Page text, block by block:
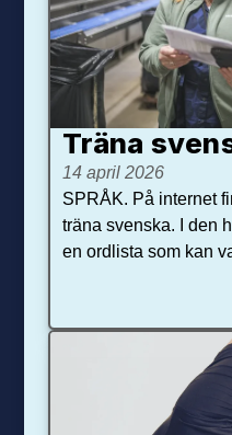
Träna
14 april 2026
SPRÅK. På internet
träna svenska. I den
en ordlista som kan